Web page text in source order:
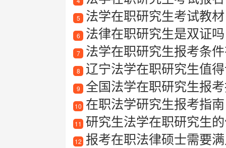
5 法学在职研究生考试教材
6 法律在职研究生是双证吗
7 法学在职研究生报考条
8 辽宁法学在职研究生值得
9 全国法学在职研究生报
10 在职法学研究生报考指
11 研究生法学在职研究生
12 报考在职法律硕士需要